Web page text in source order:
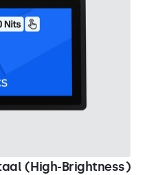
(High-Brightness)